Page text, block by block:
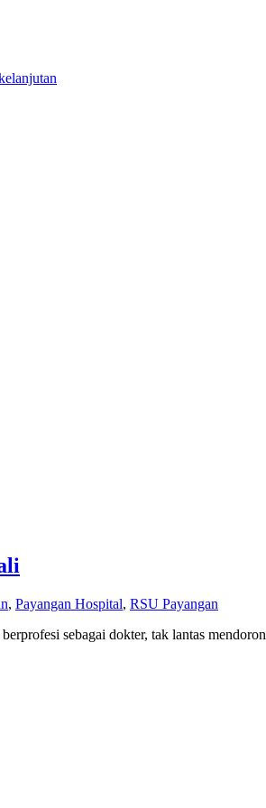
, Payangan Hospital, RSU Payangan
sebagai dokter, tak lantas